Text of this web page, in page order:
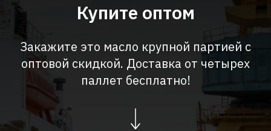
Купите оптом
Закажите это масло крупной партией с
оптовой скидкой. Доставка от четырех
паллет бесплатно!